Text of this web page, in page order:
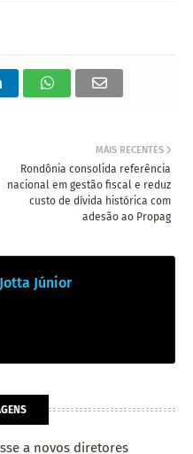
MAIS RECENTES
Rondônia consolida referência
nacional em gestão fiscal e reduz
custo de dívida histórica com
adesão ao Propag
Jotta Júnior
a novos diretores